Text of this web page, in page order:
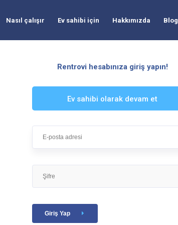
Nasıl çalışır Ev sahibi için Hakkımızda Blog
Rentrovi hesabınıza giriş yapın!
Ev sahibi olarak devam et
Giriş Yap